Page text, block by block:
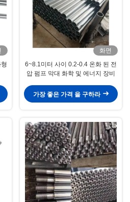
화면
6~8.1미터 사이 0.2-0.4 온화 된 전
압 펌프 막대 화학 및 에너지 장비
가장 좋은 가격 을 구하라